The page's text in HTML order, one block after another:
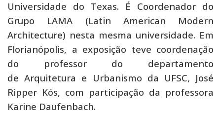
Universidade do Texas. É Coordenador do
Grupo LAMA (Latin American Modern
Architecture) nesta mesma universidade. Em
Florianópolis, a exposição teve coordenação
do professor do departamento
de Arquitetura e Urbanismo da UFSC, José
Ripper Kós, com participação da professora
Karine Daufenbach.